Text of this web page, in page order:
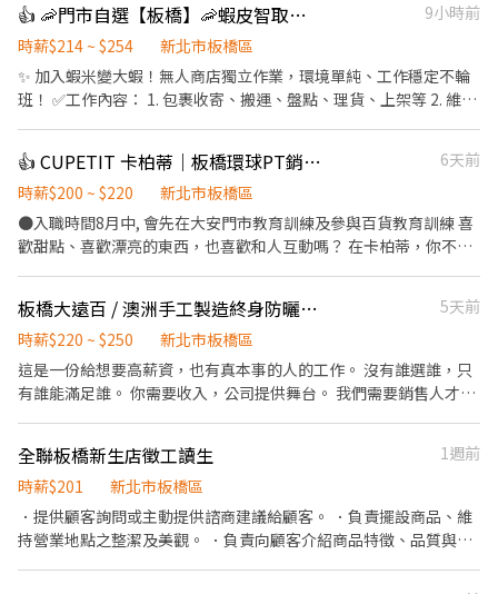
12:30 08:00－13:00 08:30－13:30 📍智取店（晚班） 17:30－22:30
17:30－23:30 18:30－22:30 18:30－23:30 📍夜班 • 23:30－
03:30（2～4小時） 📍假日班 • 早班：07:00－12:00 • 晚班：
17:30－23:30（2～6小時） 💰薪資 • 有人店：206元/時 • 智取店
工作環境 ✅表現優良可轉正 ✅介紹獎金最高600元 📍工作地點： 板
橋北門 - 智取店 新北市板橋區北門街55號1樓 板橋光武 - 智取店 新
北市板橋區光武街36巷2號1樓 板橋四維 - 智取店 新北市板橋區四維
路304號1樓 板橋滿平 - 智取店 新北市板橋區滿平街75號1樓 板橋僑
中店 新北市板橋區僑中二街8巷1號1樓 板橋永豐 - 智取店 新北市板
橋區永豐街151號1樓 板橋漢生店 新北市板橋區漢生西路165巷50號
1樓 板橋仁化 - 智取店 新北市板橋區仁化街173號1樓 板橋三民二店
新北市板橋區三民路一段31巷84號1樓 板橋莒光 - 智取店 新北市板
橋區莒光路133巷1號1樓 板橋樂群 - 智取店 新北市板橋區樂群路
140號1樓 板橋長安店 新北市板橋區長安街331巷61號1樓 板橋實踐
- 智取店 新北市板橋區實踐路93巷31號1樓 板橋民族店 新北市板橋
區民族路249號1樓 板橋貴興店 新北市板橋區貴興路119巷3號1樓
板橋忠孝店 新北市板橋區忠孝路171號1樓 板橋民治店 新北市板橋
區民治街88號1樓 板橋信義 - 智取店 新北市板橋區信義路150巷10
號1樓 板橋民權 - 智取店 新北市板橋區民權路257號1樓 板橋長江 -
智取店 新北市板橋區長江路二段159號1樓 板橋裕民店 新北市板橋
區裕民街116號1樓 板橋文聖店 新北市板橋區文聖街173號1樓 熱門
👍 🦐門市自選【板橋】🦐蝦皮智取店 / 免經驗、快速報到 💰時薪 214-254
9小時前
時薪$214 ~ $254
新北市板橋區
✨ 加入蝦米變大蝦！無人商店獨立作業，環境單純、工作穩定不輪
班！ ✅工作內容： 1. 包裹收寄、搬運、盤點、理貨、上架等 2. 維持
門市支援 🌙🌙夜班說明🌙🌙 工作型態：為每日跑點約3–10家門市，
跑點距離約16km內 需可配合(早班/晚班)擇一於門市安排受訓 🔔需
有機車&駕照🔔 ⸻ ✅工作時間： 🔹早班：07:00-12:00、07:30-
12:30、08:00-13:00、08:30-13:30 🔹晚班：17:30-22:30、17:30-
🔹假日早班：07:00-12:00 🔹假日晚班：17:30-23:30 (上班時數為
2~6小時，一個月至少6天，依實際情況而定) ⸻ ✅工作待遇：
薪$254 ━━━━━━━━━━━━━ 📍 【熱門開缺地點】新北市
三重、土城、中和、永和、汐止、板橋、淡水、新店、新莊、蘆洲
━━━━━━━━━━━━ 📩 【火速卡位應徵流程】 ➊ 點擊填寫
廠商制式履歷（1分鐘完成，快速安排送審）： 👉
欄位（身分證/詳細地址）錄取前皆可先不填！ ➋加入留言： 👉
https://lin.ee/OBnhVN5 私訊留下 ⌜姓名+電話 +應徵蝦皮門市人
員」💥
👍 CUPETIT 卡柏蒂｜板橋環球PT銷售人員
6天前
時薪$200 ~ $220
新北市板橋區
●入職時間8月中, 會先在大安門市教育訓練及參與百貨教育訓練 喜
歡甜點、喜歡漂亮的東西，也喜歡和人互動嗎？ 在卡柏蒂，你不只
【工作內容】 ●接待顧客，介紹商品並提供試吃服務 ●依照顧客需
求推薦合適的甜點與禮盒 ●負責結帳、商品包裝與門市取貨作業 ●
商品進貨、補貨、陳列與庫存盤點 ●維持門市及商品展示區整潔 ●
協助簡單電腦行政及主管交辦事項 ●配合早、晚班及假日排班 ●可
美感與生活風格品牌 ●願意學習商品知識及銷售技巧 ●具門市、零
售、餐飲或百貨經驗者佳
板橋大遠百 / 澳洲手工製造終身防曬衣物品牌，徵專業銷售人員
5天前
時薪$220 ~ $250
新北市板橋區
這是一份給想要高薪資，也有真本事的人的工作。 沒有誰選誰，只
有誰能滿足誰。 你需要收入，公司提供舞台。 我們需要銷售人才，
到的許多成功人士，背後都離不開銷售能力、人際能力、成交能
力。 我們品牌來自澳洲直營在台，因此採用與澳洲相同的觀念： 時
薪制 + 獎金制 因為我們認為，時間值得被尊重，能力更值得被獎
勵。 這不是一份機器式工作。 這是一份需要腦力、口才、邏輯、熱
全聯板橋新生店徵工讀生
1週前
時薪$201
新北市板橋區
．提供顧客詢問或主動提供諮商建議給顧客。 ．負責擺設商品、維
持營業地點之整潔及美觀。 ．負責向顧客介紹商品特徵、品質與價